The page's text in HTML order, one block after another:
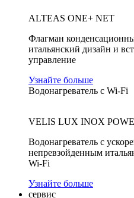
ALTEAS ONE+ NET
Флагман
итальянский дизайн и
управление
Узнайте больше
Водонагреватель с Wi-Fi
VELIS LUX INOX
Водонагреватель с
непревзойденным
Wi-Fi
Узнайте больше
сервис